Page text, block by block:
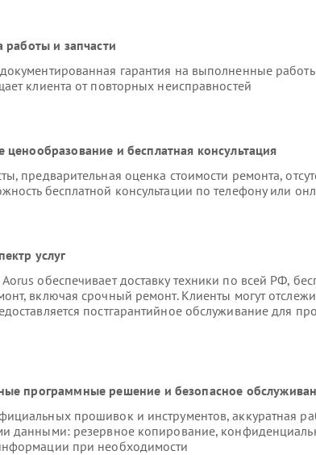
работы и запчасти
гарантия на выполненные
клиента от повторных неисправностей
ценообразование и бесплатная консультация
предварительная оценка стоимости ремонта,
бесплатной консультации по телефону или
услуг
обеспечивает доставку техники по всей РФ,
включая срочный ремонт. Клиенты могут
постгарантийное обслуживание для
программные решение и безопасное
прошивок и инструментов, аккуратная
данными: резервное копирование,
при необходимости